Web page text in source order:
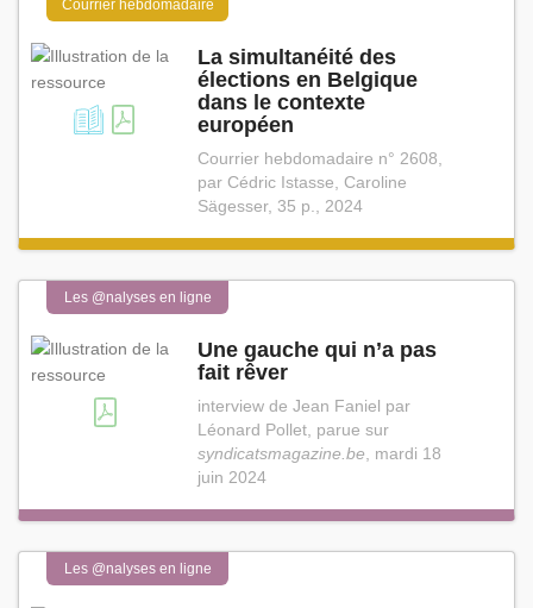
Courrier hebdomadaire
La simultanéité des
élections en Belgique
dans le contexte
européen
Courrier hebdomadaire n° 2608,
par Cédric Istasse, Caroline
Sägesser, 35 p., 2024
Les @nalyses en ligne
Une gauche qui n’a pas
fait rêver
interview de Jean Faniel par
Léonard Pollet, parue sur
syndicatsmagazine.be , mardi 18
juin 2024
Les @nalyses en ligne